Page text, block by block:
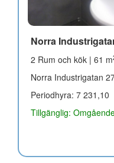
Norra
2 Rum och kök | 61 m
Norra Industrigatan
Periodhyra: 7 231,10
Tillgänglig: